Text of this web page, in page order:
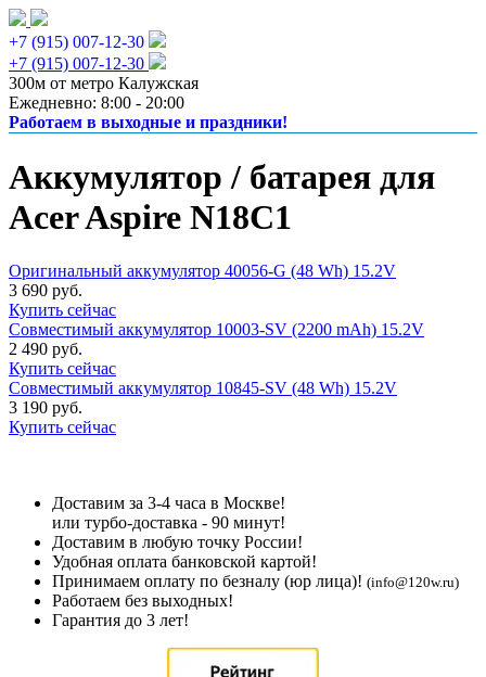
+7 (915) 007-12-30
+7 (915) 007-12-30
300м от метро Калужская
Ежедневно: 8:00 - 20:00
Работаем в выходные и праздники!
Аккумулятор / батарея для
Acer Aspire N18C1
Оригинальный аккумулятор 40056-G (48 Wh) 15.2V
3 690 руб.
Купить сейчас
Совместимый аккумулятор 10003-SV (2200 mAh) 15.2V
2 490 руб.
Купить сейчас
Совместимый аккумулятор 10845-SV (48 Wh) 15.2V
3 190 руб.
Купить сейчас
Доставим за 3-4 часа в Москве!
или турбо-доставка - 90 минут!
Доставим в любую точку России!
Удобная оплата банковской картой!
Принимаем оплату по безналу (юр лица)! (info@120w.ru)
Работаем без выходных!
Гарантия до 3 лет!